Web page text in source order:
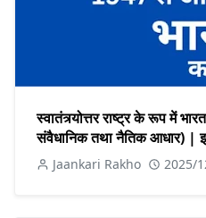
स्वातंत्र्योत्तर राष्ट्र के रूप में
संवैधानिक तथा नैतिक आधार) |
Jaankari Rakho 2025/